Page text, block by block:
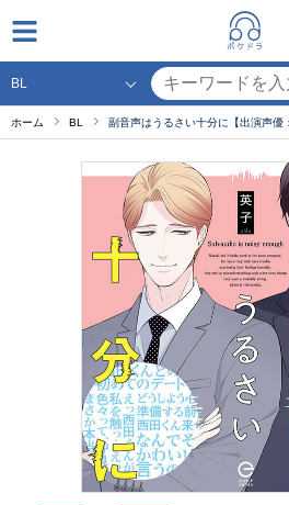
ホーム BL 副音声はうるさい十分に【出演声優